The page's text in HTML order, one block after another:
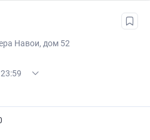
Навои, дом 52